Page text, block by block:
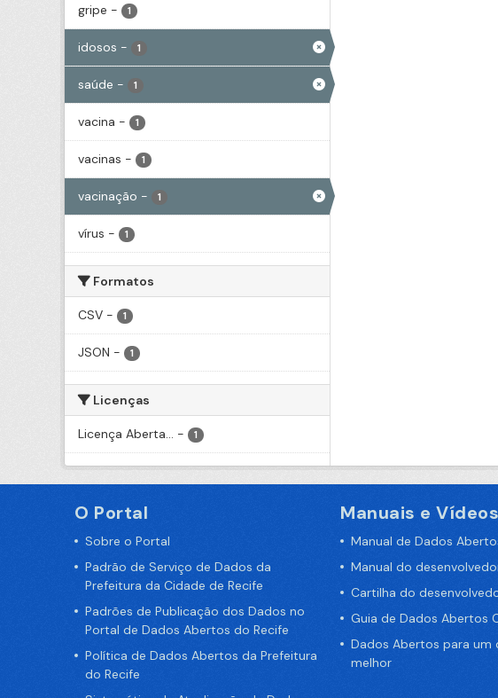
gripe - 1
idosos - 1
saúde - 1
vacina - 1
vacinas - 1
vacinação - 1
vírus - 1
Formatos
CSV - 1
JSON - 1
Licenças
Licença Aberta... - 1
O Portal
Sobre o Portal
Padrão de Serviço de Dados da
Prefeitura da Cidade de Recife
Padrões de Publicação dos Dados no
Portal de Dados Abertos do Recife
Política de Dados Abertos da Prefeitura
do Recife
Manuais e Vídeos
Manual de Dados
Manual do
Cartilha do
Guia de Dados Abertos
Dados Abertos para um
melhor